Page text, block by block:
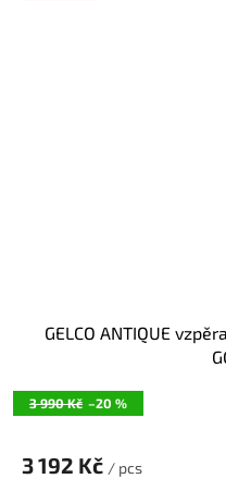
3 990 Kč –20 %
GELCO ANTIQUE
3 192 Kč / pcs